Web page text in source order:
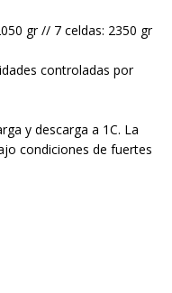
gr // 7 celdas: 2350 gr
controladas por
y descarga a 1C. La
condiciones de fuertes